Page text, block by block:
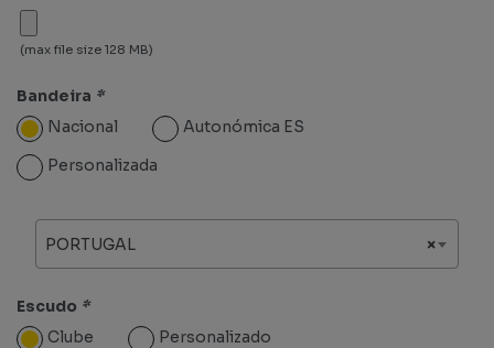
(max file size 128 MB)
Bandeira *
Nacional
Autonómica ES
Personalizada
×
PORTUGAL
Escudo *
Clube
Personalizado